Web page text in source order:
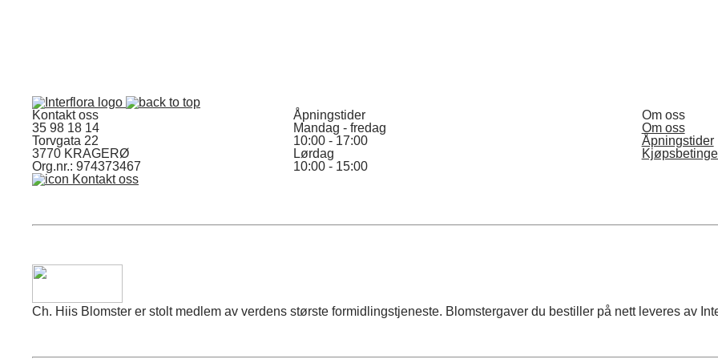
Kontakt oss
35 98 18 14
Torvgata 22
3770 KRAGERØ
Org.nr.: 974373467
Kontakt oss
Åpningstider
Mandag - fredag
10:00 - 17:00
Lørdag
10:00 - 15:00
Om oss
Om oss
Åpningstider
Ch. Hiis Blomster er stolt medlem av verdens største formidlingstjeneste. Blomstergaver du bestiller på nett leveres av